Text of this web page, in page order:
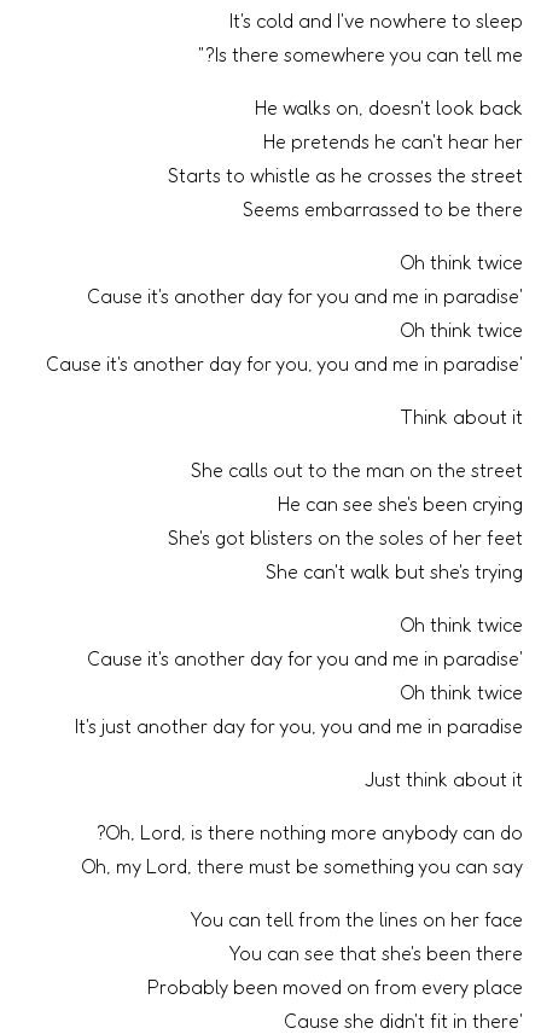
It's cold and I've nowhere to sleep
Is there somewhere you can tell me?"
He walks on, doesn't look back
He pretends he can't hear her
Starts to whistle as he crosses the street
Seems embarrassed to be there
Oh think twice
'Cause it's another day for you and me in paradise
Oh think twice
'Cause it's another day for you, you and me in paradise
Think about it
She calls out to the man on the street
He can see she's been crying
She's got blisters on the soles of her feet
She can't walk but she's trying
Oh think twice
'Cause it's another day for you and me in paradise
Oh think twice
It's just another day for you, you and me in paradise
Just think about it
Oh, Lord, is there nothing more anybody can do?
Oh, my Lord, there must be something you can say
You can tell from the lines on her face
You can see that she's been there
Probably been moved on from every place
'Cause she didn't fit in there